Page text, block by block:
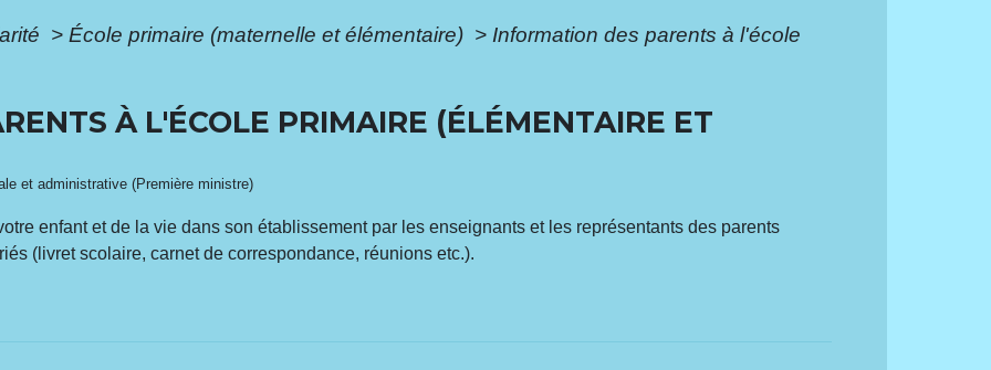
> École primaire (maternelle et élémentaire) > Information des parents à l'école
À L'ÉCOLE PRIMAIRE (ÉLÉMENTAIRE ET
et administrative (Première ministre)
enfant et de la vie dans son établissement par les enseignants et les représentants des parents
(livret scolaire, carnet de correspondance, réunions etc.).